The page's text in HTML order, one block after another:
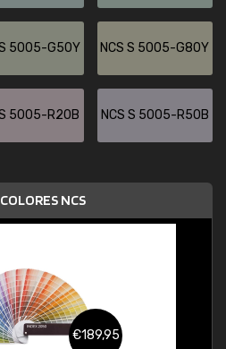
S 5005-G50Y NCS S 5005-G80Y
S 5005-R20B NCS S 5005-R50B
NCS
€189,95